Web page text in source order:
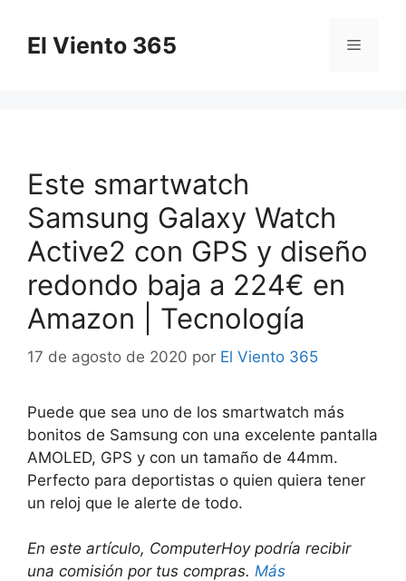
contenido
El Viento 365 Menú
Este smartwatch
Samsung Galaxy Watch
Active2 con GPS y diseño
redondo baja a 224€ en
Amazon | Tecnología
17 de agosto de 2020 por El Viento 365
Puede que sea uno de los smartwatch más
bonitos de Samsung con una excelente pantalla
AMOLED, GPS y con un tamaño de 44mm.
Perfecto para deportistas o quien quiera tener
un reloj que le alerte de todo.
En este artículo, ComputerHoy podría recibir
una comisión por tus compras. Más